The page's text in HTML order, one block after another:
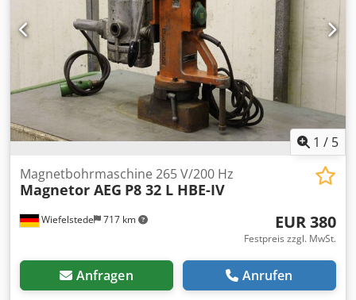
1 / 5
Wiefelstede 717 km
Magnetbohrmaschine 265 V/200 Hz
Magnetor AEG P8 32 L HBE-IV
EUR 380
Festpreis zzgl. MwSt.
Anfragen Anrufen